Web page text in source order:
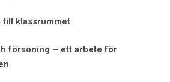
till klassrummet
försoning – ett arbete för